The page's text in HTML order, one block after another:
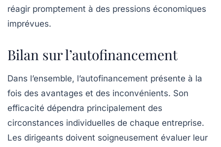
réagir promptement à des pressions économiques
imprévues.
Bilan sur l’autofinancement
Dans l’ensemble, l’autofinancement présente à la
fois des avantages et des inconvénients. Son
efficacité dépendra principalement des
circonstances individuelles de chaque entreprise.
Les dirigeants doivent soigneusement évaluer leur